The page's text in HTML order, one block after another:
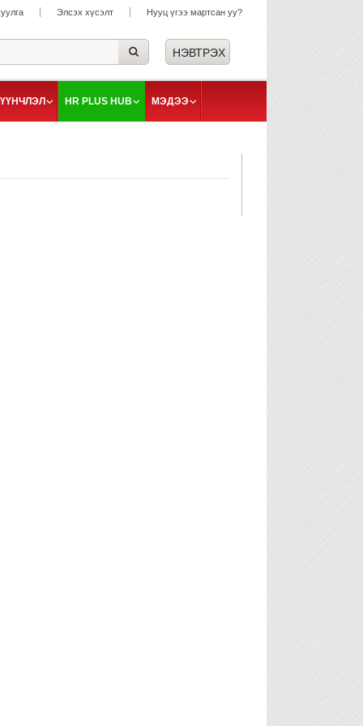
Элсэх хүсэлт Нууц үгээ мартсан уу?
HR PLUS HUB МЭДЭЭ